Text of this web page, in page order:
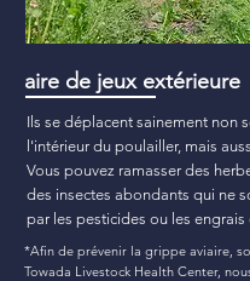
aire de jeux extérieure
Ils se déplacent sainement non
l'intérieur du poulailler, mais
Vous pouvez ramasser des
des insectes abondants qui ne
par les pesticides ou les engrais
*Afin de prévenir la grippe aviaire,
Towada Livestock Health Center,